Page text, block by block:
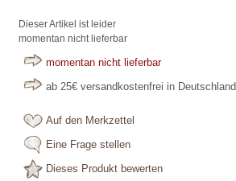
Dieser Artikel ist leider
momentan nicht lieferbar
momentan nicht lieferbar
ab 25€ versandkostenfrei in Deutschland
Auf den Merkzettel
Eine Frage stellen
Dieses Produkt bewerten